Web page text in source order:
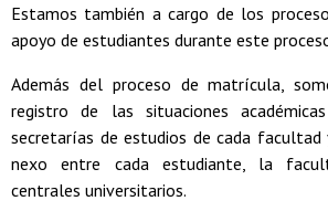
Estamos también a cargo de los
apoyo de estudiantes durante este
Además del proceso de matrícula,
registro de las situaciones
secretarías de estudios de cada facultad
nexo entre cada estudiante, la
centrales universitarios.